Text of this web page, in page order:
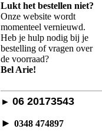
Lukt het bestellen niet?
Onze website wordt
momenteel vernieuwd.
Heb je hulp nodig bij je
bestelling of vragen over
de voorraad?
Bel Arie!
► 06 20173543
► 0348 474897